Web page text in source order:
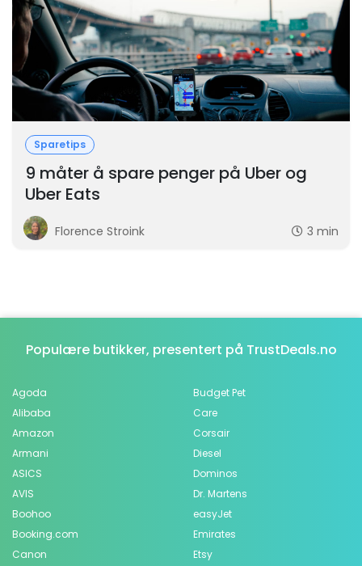
Sparetips
9 måter å spare penger på Uber og
Uber Eats
Florence Stroink 3 min
Populære butikker, presentert på TrustDeals.no
Agoda
Alibaba
Amazon
Armani
ASICS
AVIS
Boohoo
Booking.com
Canon
Budget Pet
Care
Corsair
Diesel
Dominos
Dr. Martens
easyJet
Emirates
Etsy